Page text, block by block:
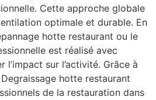
Cette approche globale
optimale et durable. En
hotte restaurant ou le
est réalisé avec
sur l’activité. Grâce à
hotte restaurant
de la restauration dans